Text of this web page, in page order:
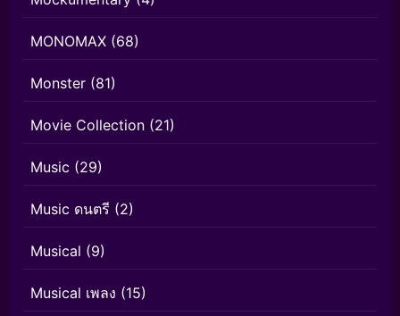
MONOMAX (68)
Monster (81)
Movie Collection (21)
Music (29)
Music ดนตรี (2)
Musical (9)
Musical เพลง (15)